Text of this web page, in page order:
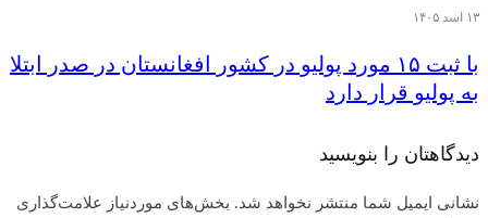
۱۳ اسد ۱۴۰۵
با ثبت ۱۵ مورد پولیو در کشور افغانستان در صدر ابتلا
به پولیو قرار دارد
دیدگاهتان را بنویسید
نشانی ایمیل شما منتشر نخواهد شد. بخش‌های موردنیاز علامت‌گذاری